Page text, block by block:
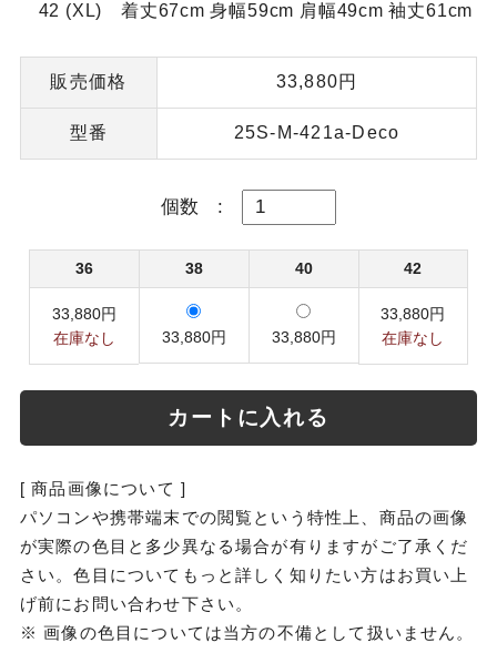
42 (XL) 着丈67cm 身幅59cm 肩幅49cm 袖丈61cm
販売価格 33,880円
型番 25S-M-421a-Deco
個数 :
36 38 40 42
33,880円
在庫なし
33,880円 33,880円
33,880円
在庫なし
カートに入れる
[ 商品画像について ]
パソコンや携帯端末での閲覧という特性上、商品の画像
が実際の色目と多少異なる場合が有りますがご了承くだ
さい。色目についてもっと詳しく知りたい方はお買い上
げ前にお問い合わせ下さい。
※ 画像の色目については当方の不備として扱いません。